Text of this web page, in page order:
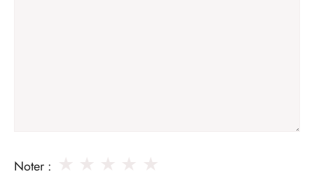
Noter :